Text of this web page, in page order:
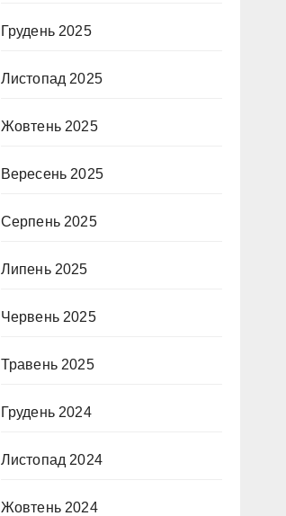
Грудень 2025
Листопад 2025
Жовтень 2025
Вересень 2025
Серпень 2025
Липень 2025
Червень 2025
Травень 2025
Грудень 2024
Листопад 2024
Жовтень 2024